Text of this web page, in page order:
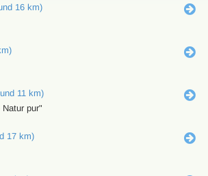
16 km)
11 km)
pur"
17 km)